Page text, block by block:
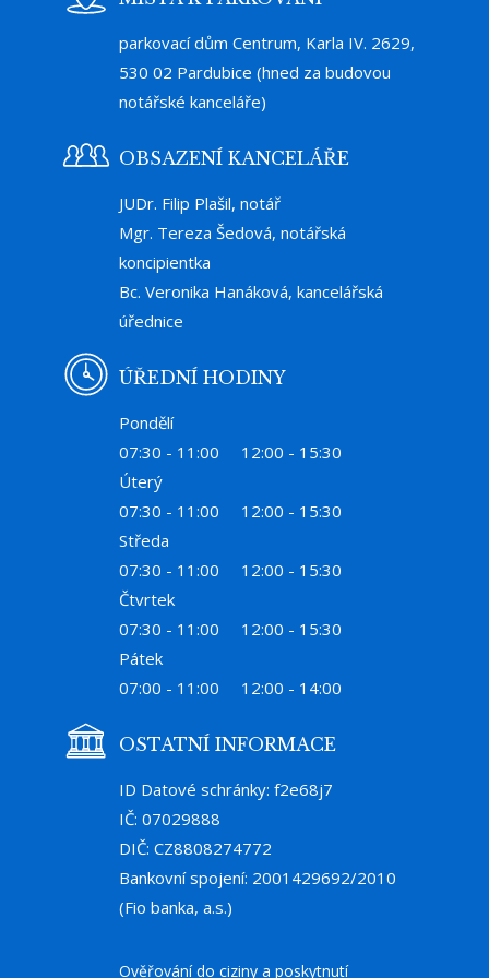
parkovací dům Centrum, Karla IV. 2629,
530 02 Pardubice (hned za budovou
notářské kanceláře)
OBSAZENÍ KANCELÁŘE
JUDr. Filip Plašil, notář
Mgr. Tereza Šedová, notářská
koncipientka
Bc. Veronika Hanáková, kancelářská
úřednice
ÚŘEDNÍ HODINY
Pondělí
07:30 - 11:00
12:00 - 15:30
Úterý
07:30 - 11:00
12:00 - 15:30
Středa
07:30 - 11:00
12:00 - 15:30
Čtvrtek
07:30 - 11:00
12:00 - 15:30
Pátek
07:00 - 11:00
12:00 - 14:00
OSTATNÍ INFORMACE
ID Datové schránky: f2e68j7
IČ: 07029888
DIČ: CZ8808274772
Bankovní spojení: 2001429692/2010
(Fio banka, a.s.)
Ověřování do ciziny a poskytnutí